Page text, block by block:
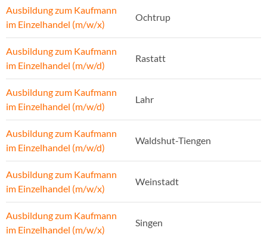
Ausbildung zum Kaufmann
im Einzelhandel (m/w/x)
Ochtrup
Ausbildung zum Kaufmann
im Einzelhandel (m/w/d)
Rastatt
Ausbildung zum Kaufmann
im Einzelhandel (m/w/d)
Lahr
Ausbildung zum Kaufmann
im Einzelhandel (m/w/d)
Waldshut-Tiengen
Ausbildung zum Kaufmann
im Einzelhandel (m/w/x)
Weinstadt
Ausbildung zum Kaufmann
im Einzelhandel (m/w/x)
Singen